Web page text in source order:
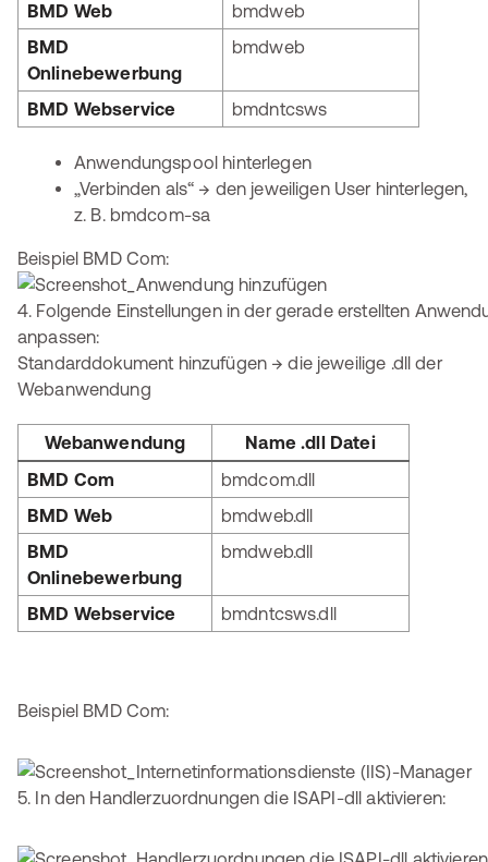
BMD Web
bmdweb
BMD
Onlinebewerbung
bmdweb
BMD Webservice bmdntcsws
Anwendungspool hinterlegen
„Verbinden als“ → den jeweiligen User hinterlegen,
z. B. bmdcom-sa
Beispiel BMD Com:
4. Folgende Einstellungen in der gerade erstellten
anpassen:
Standarddokument hinzufügen → die jeweilige .dll der
Webanwendung
Webanwendung
Name .dll Datei
BMD Com
bmdcom.dll
BMD Web
bmdweb.dll
BMD
Onlinebewerbung
bmdweb.dll
BMD Webservice bmdntcsws.dll
Beispiel BMD Com:
5. In den Handlerzuordnungen die ISAPI-dll aktivieren: